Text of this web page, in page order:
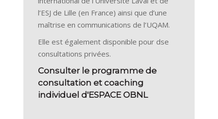
l’ESJ de Lille (en France) ainsi que d’une
maîtrise en communications de l’UQAM.
Elle est également disponible pour dse
consultations privées.
Consulter le programme de
consultation et coaching
individuel d'ESPACE OBNL